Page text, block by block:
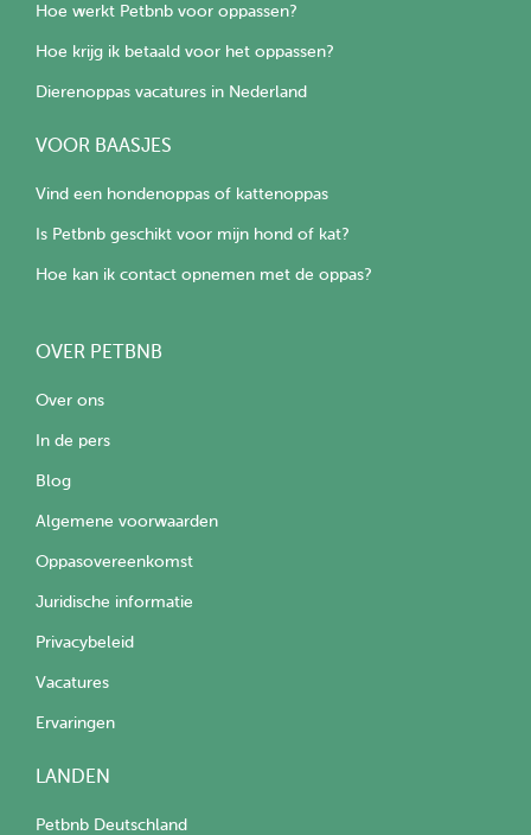
Hoe werkt Petbnb voor oppassen?
Hoe krijg ik betaald voor het oppassen?
Dierenoppas vacatures in Nederland
VOOR BAASJES
Vind een hondenoppas of kattenoppas
Is Petbnb geschikt voor mijn hond of kat?
Hoe kan ik contact opnemen met de oppas?
OVER PETBNB
Over ons
In de pers
Blog
Algemene voorwaarden
Oppasovereenkomst
Juridische informatie
Privacybeleid
Vacatures
Ervaringen
LANDEN
Petbnb Deutschland